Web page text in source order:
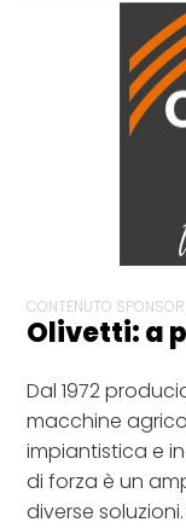
CONTENUTO
Olivetti: a
Dal 1972
macchine
impiantistica e
di forza è un
diverse